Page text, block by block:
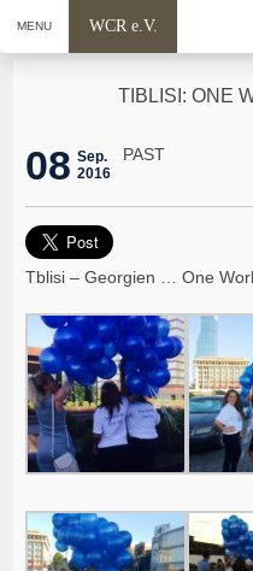
MENU WCR e.V.
TIBLISI: ONE
08 Sep.
2016
PAST
Tblisi – Georgien … One